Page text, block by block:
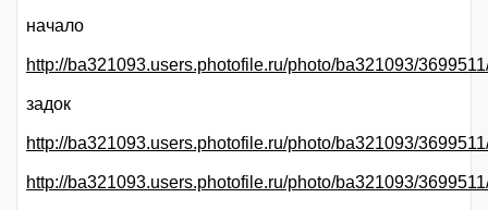
начало
http://ba321093.users.photofile.ru/photo/ba321093/
задок
http://ba321093.users.photofile.ru/photo/ba321093/
http://ba321093.users.photofile.ru/photo/ba321093/